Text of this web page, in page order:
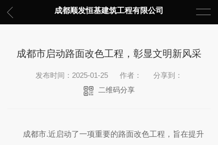
成都顺发恒基建筑工程有限公司
成都市启动路面改色工程，彰显文明新风采
发布时间：2025-01-25 作者：
分享到：
二维码分享
成都市.近启动了一项重要的路面改色工程，旨在提升